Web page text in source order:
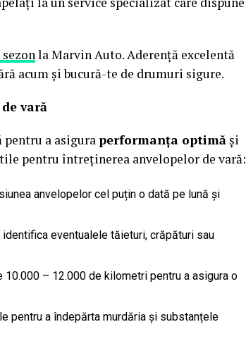
la Marvin Auto. Aderență excelentă
acum și bucură-te de drumuri sigure.
vară
a asigura performanța optimăși
pentru întreținerea anvelopelor de vară:
anvelopelor cel puțin o dată pe lună și
eventualele tăieturi, crăpături sau
10.000 – 12.000 de kilometri pentru a asigura o
pentru a îndepărta murdăria și substanțele